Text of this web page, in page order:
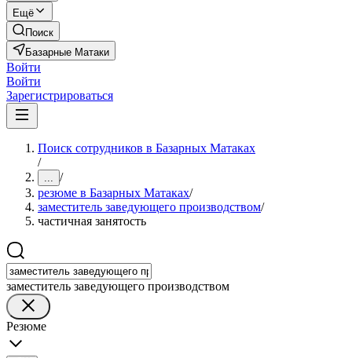
Ещё
Поиск
Базарные Матаки
Войти
Войти
Зарегистрироваться
Поиск сотрудников в Базарных Матаках
/
... /
резюме в Базарных Матаках/
заместитель заведующего производством/
частичная занятость
заместитель заведующего производством
Резюме